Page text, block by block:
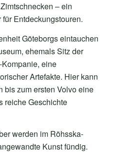
– ein
Entdeckungstouren.
Göteborgs eintauchen
ehemals Sitz der
eine
Artefakte. Hier kann
bis zum ersten Volvo eine
reiche Geschichte
werden im Röhsska-
Kunst fündig.